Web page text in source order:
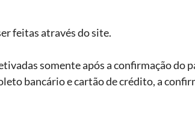
feitas através do site.
somente após a confirmação do
bancário e cartão de crédito, a